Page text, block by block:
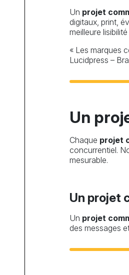
Un projet
digitaux, print,
meilleure
« Les marques
Lucidpress –
Un
Chaque projet
concurrentiel.
mesurable.
Un projet
Un projet
des messages